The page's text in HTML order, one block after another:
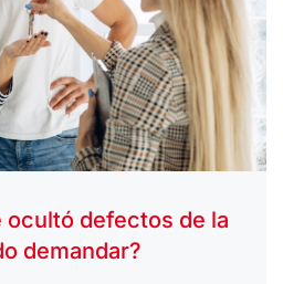
ocultó defectos de la
demandar?